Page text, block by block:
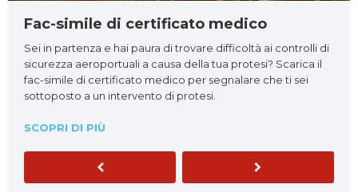
Fac-simile di certificato medico
Sei in partenza e hai paura di trovare difficoltà ai controlli di
sicurezza aeroportuali a causa della tua protesi? Scarica il
fac-simile di certificato medico per segnalare che ti sei
sottoposto a un intervento di protesi.
SCOPRI DI PIÙ
Previous Next